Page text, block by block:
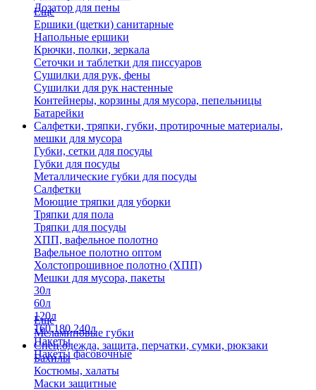
Дозатор для пены
Еще
Ершики (щетки) санитарные
Напольные ершики
Крючки, полки, зеркала
Сеточки и таблетки для писсуаров
Сушилки для рук, фены
Сушилки для рук настенные
Контейнеры, корзины для мусора, пепельницы
Батарейки
Салфетки, тряпки, губки, протирочные материалы,
мешки для мусора
Губки, сетки для посуды
Губки для посуды
Металлические губки для посуды
Салфетки
Моющие тряпки для уборки
Тряпки для пола
Тряпки для посуды
ХПП, вафельное полотно
Вафельное полотно оптом
Холстопрошивное полотно (ХПП)
Мешки для мусора, пакеты
30л
60л
120л
160,180,240л
Пакеты
Пакеты фасовочные
Еще
Меламиновые губки
Спец.одежда, защита, перчатки, сумки, рюкзаки
Бахилы
Костюмы, халаты
Маски защитные